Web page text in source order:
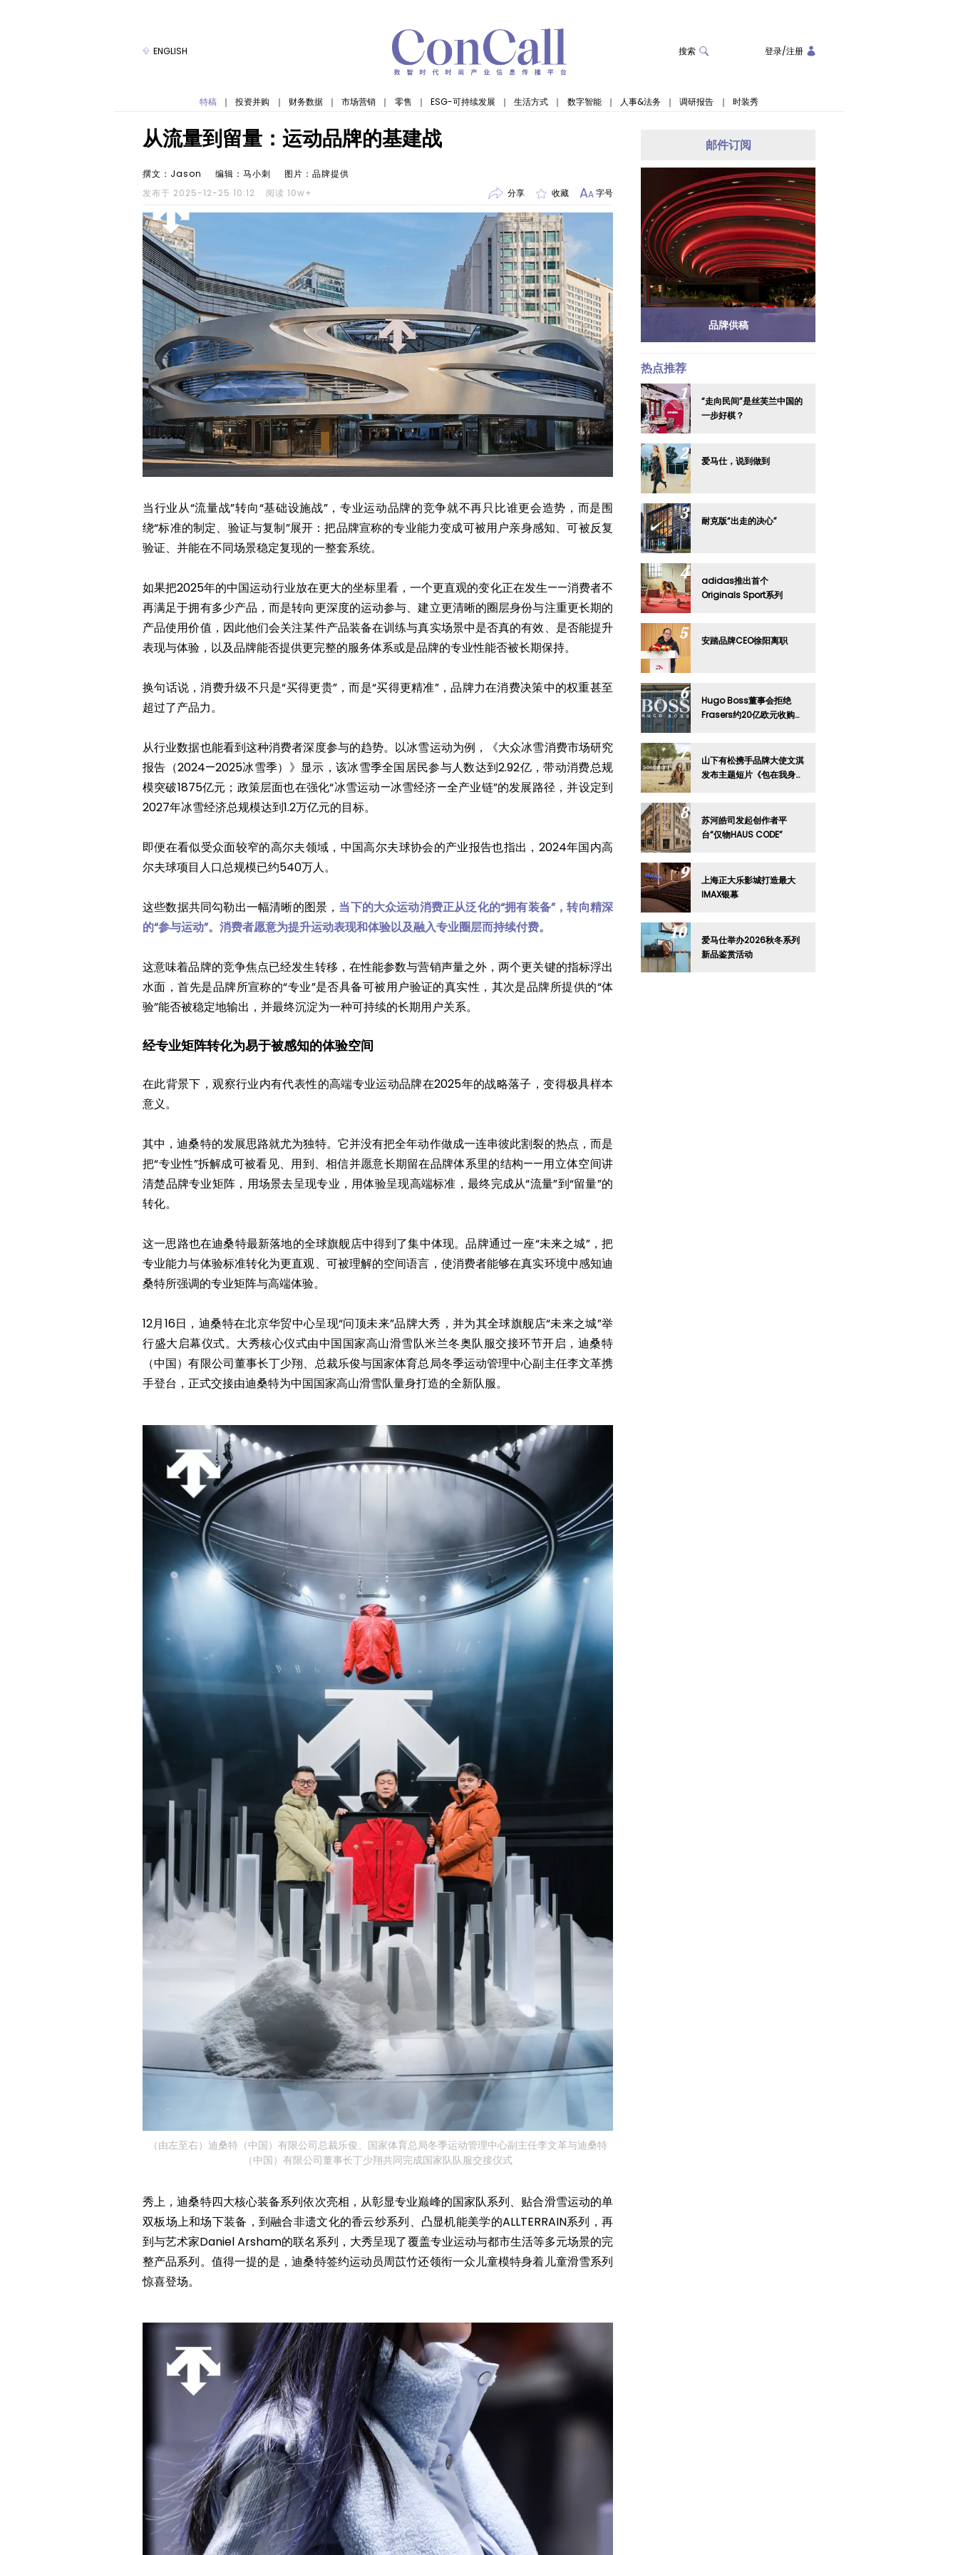
ENGLISH 搜索 登录/注册
特稿 ｜ 投资并购 ｜ 财务数据 ｜ 市场营销 ｜ 零售 ｜ ESG-可持续发展 ｜ 生活方式 ｜ 数字智能 ｜ 人事&法务 ｜ 调研报告 ｜ 时装秀
从流量到留量：运动品牌的基建战
撰文：Jason 编辑：马小刺
图片：品牌提供
发布于 2025-12-25 10:12
阅读 10w+ 分享 收藏 AA字号
当行业从“流量战”转向“基础设施战”，专业运动品牌的竞争就不再只比谁更会造势，而是围
绕“标准的制定、验证与复制”展开：把品牌宣称的专业能力变成可被用户亲身感知、可被反复
验证、并能在不同场景稳定复现的一整套系统。
如果把2025年的中国运动行业放在更大的坐标里看，一个更直观的变化正在发生——消费者不
再满足于拥有多少产品，而是转向更深度的运动参与、建立更清晰的圈层身份与注重更长期的
产品使用价值，因此他们会关注某件产品装备在训练与真实场景中是否真的有效、是否能提升
表现与体验，以及品牌能否提供更完整的服务体系或是品牌的专业性能否被长期保持。
换句话说，消费升级不只是“买得更贵”，而是“买得更精准”，品牌力在消费决策中的权重甚至
超过了产品力。
从行业数据也能看到这种消费者深度参与的趋势。以冰雪运动为例，《大众冰雪消费市场研究
报告（2024—2025冰雪季）》显示，该冰雪季全国居民参与人数达到2.92亿，带动消费总规
模突破1875亿元；政策层面也在强化“冰雪运动—冰雪经济—全产业链”的发展路径，并设定到
2027年冰雪经济总规模达到1.2万亿元的目标。
即便在看似受众面较窄的高尔夫领域，中国高尔夫球协会的产业报告也指出，2024年国内高
尔夫球项目人口总规模已约540万人。
这些数据共同勾勒出一幅清晰的图景， 当下的大众运动消费正从泛化的“拥有装备”，转向精深
的“参与运动”。消费者愿意为提升运动表现和体验以及融入专业圈层而持续付费。
这意味着品牌的竞争焦点已经发生转移，在性能参数与营销声量之外，两个更关键的指标浮出
水面，首先是品牌所宣称的“专业”是否具备可被用户验证的真实性，其次是品牌所提供的“体
验”能否被稳定地输出，并最终沉淀为一种可持续的长期用户关系。
经专业矩阵转化为易于被感知的体验空间
在此背景下，观察行业内有代表性的高端专业运动品牌在2025年的战略落子，变得极具样本
意义。
其中，迪桑特的发展思路就尤为独特。它并没有把全年动作做成一连串彼此割裂的热点，而是
把“专业性”拆解成可被看见、用到、相信并愿意长期留在品牌体系里的结构——用立体空间讲
清楚品牌专业矩阵，用场景去呈现专业，用体验呈现高端标准，最终完成从“流量”到“留量”的
转化。
这一思路也在迪桑特最新落地的全球旗舰店中得到了集中体现。品牌通过一座“未来之城”，把
专业能力与体验标准转化为更直观、可被理解的空间语言，使消费者能够在真实环境中感知迪
桑特所强调的专业矩阵与高端体验。
12月16日，迪桑特在北京华贸中心呈现“问顶未来”品牌大秀，并为其全球旗舰店“未来之城”举
行盛大启幕仪式。大秀核心仪式由中国国家高山滑雪队米兰冬奥队服交接环节开启，迪桑特
（中国）有限公司董事长丁少翔、总裁乐俊与国家体育总局冬季运动管理中心副主任李文革携
手登台，正式交接由迪桑特为中国国家高山滑雪队量身打造的全新队服。
（由左至右）迪桑特（中国）有限公司总裁乐俊、国家体育总局冬季运动管理中心副主任李文革与迪桑特
（中国）有限公司董事长丁少翔共同完成国家队队服交接仪式
秀上，迪桑特四大核心装备系列依次亮相，从彰显专业巅峰的国家队系列、贴合滑雪运动的单
双板场上和场下装备，到融合非遗文化的香云纱系列、凸显机能美学的ALLTERRAIN系列，再
到与艺术家Daniel Arsham的联名系列，大秀呈现了覆盖专业运动与都市生活等多元场景的完
整产品系列。值得一提的是，迪桑特签约运动员周苡竹还领衔一众儿童模特身着儿童滑雪系列
惊喜登场。
邮件订阅
品牌供稿
热点推荐
“走向民间”是丝芙兰中国的
一步好棋？
爱马仕，说到做到
耐克版“出走的决心”
adidas推出首个
Originals Sport系列
安踏品牌CEO徐阳离职
Hugo Boss董事会拒绝
Frasers约20亿欧元收购要
山下有松携手品牌大使文淇
发布主题短片《包在我身
苏河皓司发起创作者平
台“仅物HAUS CODE”
上海正大乐影城打造最大
IMAX银幕
爱马仕举办2026秋冬系列
新品鉴赏活动